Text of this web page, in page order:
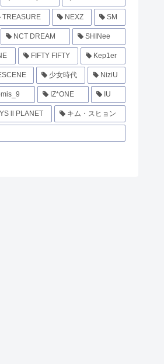
TREASURE NEXZ SM
NCT DREAM SHINee
FIFTY FIFTY Kep1er
少女時代 NiziU
IZ*ONE IU
ll PLANET キム・スヒョン